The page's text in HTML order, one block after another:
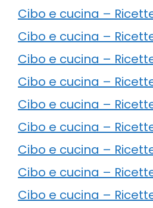
Cibo e cucina –
Cibo e cucina –
Cibo e cucina –
Cibo e cucina –
Cibo e cucina –
Cibo e cucina –
Cibo e cucina –
Cibo e cucina –
Cibo e cucina –